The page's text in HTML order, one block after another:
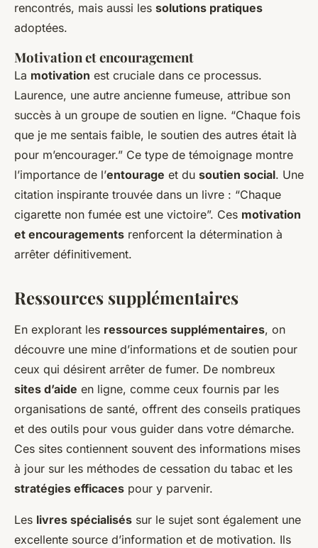
rencontrés, mais aussi les solutions pratiques
adoptées.
Motivation et encouragement
La motivation est cruciale dans ce processus.
Laurence, une autre ancienne fumeuse, attribue son
succès à un groupe de soutien en ligne. “Chaque fois
que je me sentais faible, le soutien des autres était là
pour m’encourager.” Ce type de témoignage montre
l’importance de l’entourage et du soutien social. Une
citation inspirante trouvée dans un livre : “Chaque
cigarette non fumée est une victoire”. Ces motivation
et encouragements renforcent la détermination à
arrêter définitivement.
Ressources supplémentaires
En explorant les ressources supplémentaires, on
découvre une mine d’informations et de soutien pour
ceux qui désirent arrêter de fumer. De nombreux
sites d’aide en ligne, comme ceux fournis par les
organisations de santé, offrent des conseils pratiques
et des outils pour vous guider dans votre démarche.
Ces sites contiennent souvent des informations mises
à jour sur les méthodes de cessation du tabac et les
stratégies efficaces pour y parvenir.
Les livres spécialisés sur le sujet sont également une
excellente source d’information et de motivation. Ils